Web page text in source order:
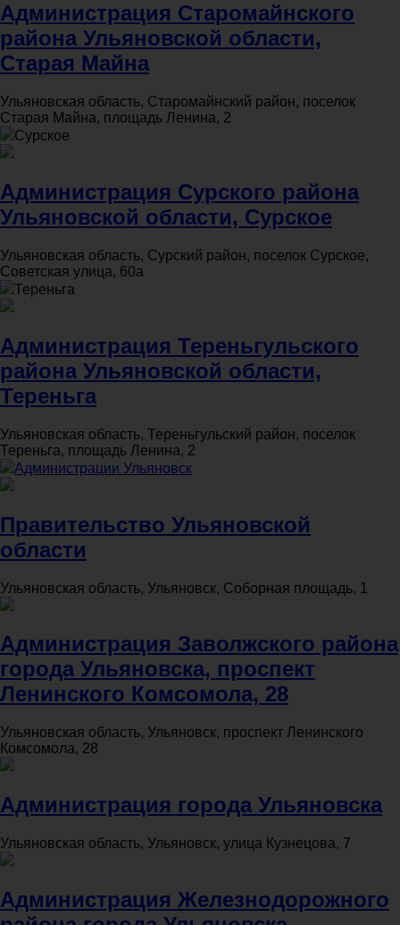
Администрация Старомайнского
района Ульяновской области,
Старая Майна
Ульяновская область, Старомайнский район, поселок
Старая Майна, площадь Ленина, 2
Сурское
Администрация Сурского района
Ульяновской области, Сурское
Ульяновская область, Сурский район, поселок Сурское,
Советская улица, 60а
Тереньга
Администрация Тереньгульского
района Ульяновской области,
Тереньга
Ульяновская область, Тереньгульский район, поселок
Тереньга, площадь Ленина, 2
Администрации Ульяновск
Правительство Ульяновской
области
Ульяновская область, Ульяновск, Соборная площадь, 1
Администрация Заволжского района
города Ульяновска, проспект
Ленинского Комсомола, 28
Ульяновская область, Ульяновск, проспект Ленинского
Комсомола, 28
Администрация города Ульяновска
Ульяновская область, Ульяновск, улица Кузнецова, 7
Администрация Железнодорожного